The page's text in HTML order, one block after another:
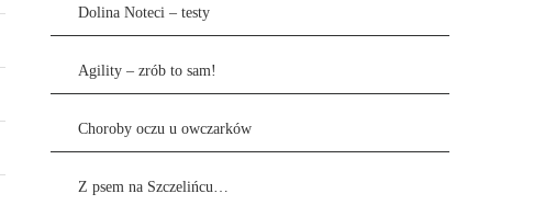
Dolina Noteci – testy
Agility – zrób to sam!
Choroby oczu u owczarków
Z psem na Szczelińcu…